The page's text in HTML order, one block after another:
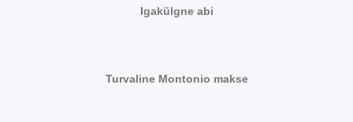
Igakülgne abi
Turvaline Montonio makse